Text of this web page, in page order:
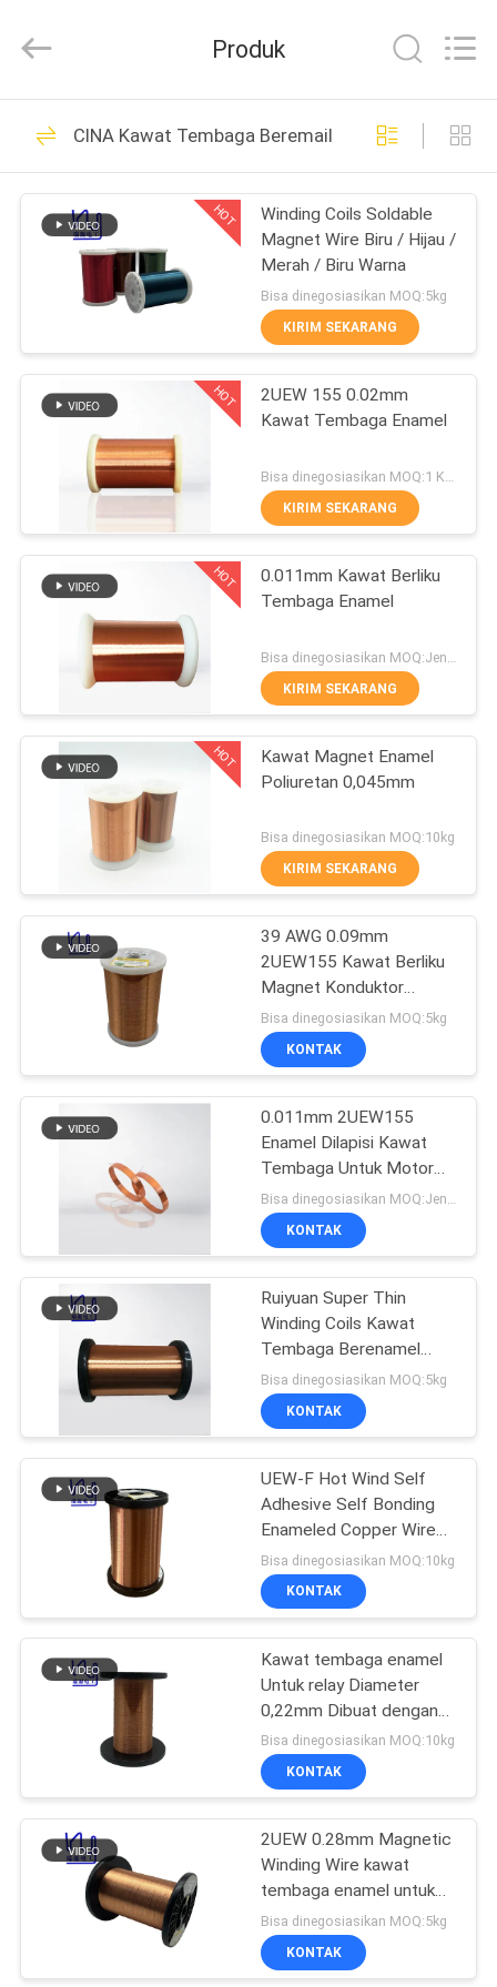
RUMAH
PRODUK
VIDEO
KITA
WISATA
PABRIK
KONTROL
KUALITAS
HUBUNGI
BERITA
QUOTE
REQUEST
SUATU
SITEMAP
PRIVACY
POLICY
Material
Co,.Ltd.
Reserved.
Kawat Tembaga
Beremail
230
Kawat Tembaga
Persegi Panjang
427
Kawat Magnet
Kawat Tembaga
Enamel Ultra Halus
201
Kawat Ustc Litz
520
Kawat FIW
Kawat Ikatan Diri
219
Kawat Tembaga Litz
Produk
CINA Kawat Tembaga Beremail
HOT
Winding Coils Soldable
Magnet Wire Biru / Hijau /
Merah / Biru Warna
Bisa dinegosiasikan MOQ:5kg
KIRIM SEKARANG
HOT
2UEW 155 0.02mm
Kawat Tembaga Enamel
KIRIM SEKARANG
HOT
0.011mm Kawat Berliku
Tembaga Enamel
KIRIM SEKARANG
HOT
Kawat Magnet Enamel
Poliuretan 0,045mm
Bisa dinegosiasikan MOQ:10kg
KIRIM SEKARANG
39 AWG 0.09mm
2UEW155 Kawat Berliku
Magnet Konduktor
Tembaga Terisolasi
Enamel
Bisa dinegosiasikan MOQ:5kg
KONTAK
0.011mm 2UEW155
Enamel Dilapisi Kawat
Tembaga Untuk Motor
Berliku
KONTAK
Ruiyuan Super Thin
Winding Coils Kawat
Tembaga Berenamel
0.012mm-0.08mm
Bisa dinegosiasikan MOQ:5kg
KONTAK
UEW-F Hot Wind Self
Adhesive Self Bonding
Enameled Copper Wire
Untuk Coils
Bisa dinegosiasikan MOQ:10kg
KONTAK
Kawat tembaga enamel
Untuk relay Diameter
0,22mm Dibuat dengan
Isolasi Polyurethane
Bisa dinegosiasikan MOQ:10kg
KONTAK
2UEW 0.28mm Magnetic
Winding Wire kawat
tembaga enamel untuk
motor
Bisa dinegosiasikan MOQ:5kg
KONTAK